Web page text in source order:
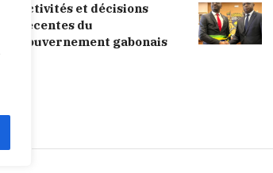
Activités et décisions
récentes du
gouvernement gabonais